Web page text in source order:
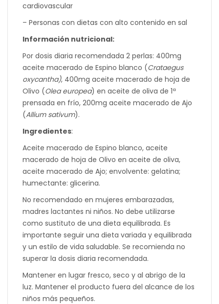
cardiovascular
– Personas con dietas con alto contenido en sal
Información nutricional:
Por dosis diaria recomendada 2 perlas: 400mg
aceite macerado de Espino blanco (Crataegus
oxycantha), 400mg aceite macerado de hoja de
Olivo (Olea europea) en aceite de oliva de 1ª
prensada en frío, 200mg aceite macerado de Ajo
(Allium sativum).
Ingredientes:
Aceite macerado de Espino blanco, aceite
macerado de hoja de Olivo en aceite de oliva,
aceite macerado de Ajo; envolvente: gelatina;
humectante: glicerina.
No recomendado en mujeres embarazadas,
madres lactantes ni niños. No debe utilizarse
como sustituto de una dieta equilibrada. Es
importante seguir una dieta variada y equilibrada
y un estilo de vida saludable. Se recomienda no
superar la dosis diaria recomendada.
Mantener en lugar fresco, seco y al abrigo de la
luz. Mantener el producto fuera del alcance de los
niños más pequeños.